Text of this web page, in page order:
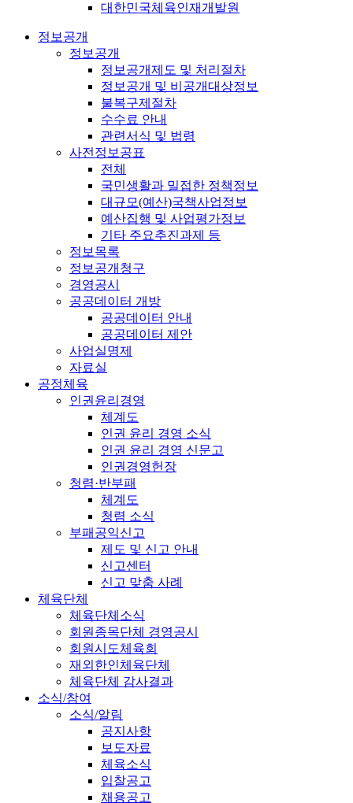
대한민국체육인재개발원
정보공개
정보공개
정보공개제도 및 처리절차
정보공개 및 비공개대상정보
불복구제절차
수수료 안내
관련서식 및 법령
사전정보공표
전체
국민생활과 밀접한 정책정보
대규모(예산)국책사업정보
예산집행 및 사업평가정보
기타 주요추진과제 등
정보목록
정보공개청구
경영공시
공공데이터 개방
공공데이터 안내
공공데이터 제안
사업실명제
자료실
공정체육
인권윤리경영
체계도
인권 윤리 경영 소식
인권 윤리 경영 신문고
인권경영헌장
청렴·반부패
체계도
청렴 소식
부패공익신고
제도 및 신고 안내
신고센터
신고 맞춤 사례
체육단체
체육단체소식
회원종목단체 경영공시
회원시도체육회
재외한인체육단체
체육단체 감사결과
소식/참여
소식/알림
공지사항
보도자료
체육소식
입찰공고
채용공고